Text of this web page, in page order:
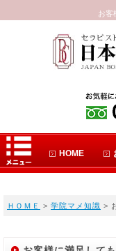
お客
HOME
ＨＯＭＥ > 学院マメ知識 >